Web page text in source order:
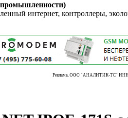
интернет, контроллеры,
Реклама. ООО "АНАЛИТИК-ТС" ИНН